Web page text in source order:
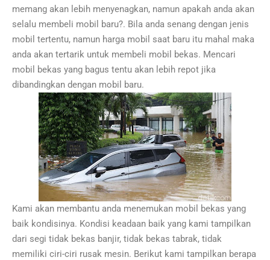
memang akan lebih menyenagkan, namun apakah anda akan
selalu membeli mobil baru?. Bila anda senang dengan jenis
mobil tertentu, namun harga mobil saat baru itu mahal maka
anda akan tertarik untuk membeli mobil bekas. Mencari
mobil bekas yang bagus tentu akan lebih repot jika
dibandingkan dengan mobil baru.
Kami akan membantu anda menemukan mobil bekas yang
baik kondisinya. Kondisi keadaan baik yang kami tampilkan
dari segi tidak bekas banjir, tidak bekas tabrak, tidak
memiliki ciri-ciri rusak mesin. Berikut kami tampilkan berapa